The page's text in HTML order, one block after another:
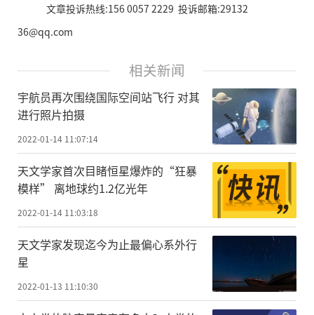
文章投诉热线:156 0057 2229 投诉邮箱:29132
36@qq.com
相关新闻
宇航员再次围绕国际空间站飞行 对其
进行照片拍摄
2022-01-14 11:07:14
天文学家首次目睹恒星爆炸的“狂暴
模样” 离地球约1.2亿光年
2022-01-14 11:03:18
天文学家发现迄今为止最偏心系外行
星
2022-01-13 11:10:30